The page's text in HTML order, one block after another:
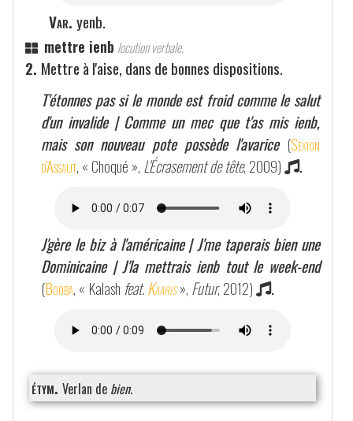
Var. yenb.
mettre ienb locution verbale.
2. Mettre à l'aise, dans de bonnes dispositions.
T'étonnes pas si le monde est froid comme le salut
d'un invalide | Comme un mec que t'as mis ienb,
mais son nouveau pote possède l'avarice (Sexion
d'Assaut, « Choqué », L'Écrasement de tête, 2009) .
J'gère le biz à l'américaine | J'me taperais bien une
Dominicaine | J'la mettrais ienb tout le week-end
(Booba, « Kalash feat.Kaaris», Futur, 2012) .
étym. Verlan de bien.